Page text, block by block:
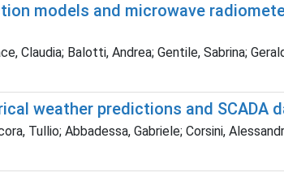
models and microwave
Claudia; Balotti, Andrea; Gentile, Sabrina;
weather predictions and SCADA
Tullio; Abbadessa, Gabriele; Corsini,